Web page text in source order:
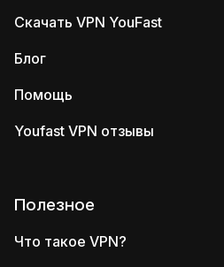
Скачать VPN YouFast
Блог
Помощь
Youfast VPN отзывы
Полезное
Что такое VPN?